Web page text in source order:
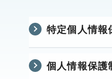
特定個人情報
個人情報保護